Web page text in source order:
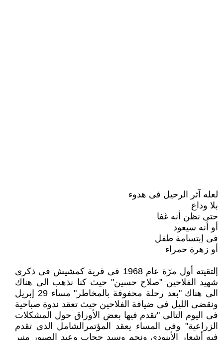
لعله آثر الرحيل فى هدوء
بلا وداع
حتى نظن أنه غفا
أو أنه سيعود
فى إبتسامة طفل
أو زهرة حمراء
إلتقيته أول مرّة عام 1968 فى قرية كمشيش فى ذكرى
شهيد الفلاحين "صلاح حسين" حيث كنا نذهب الى هناك
الى هناك "بعد رحلة محفوفة بالمخاطر" مساء 29 إبريل
ونقضى الليل فى ضيافة الفلاحين حيث تعقد ندوة صباحية
فى اليوم التالى "تقدم فيها بعض الأوراق حول المشكلات
الزراعية" وفى المساء يعقد المؤتمرالشامل الذى تقدم
فيه أشعار الأبنودى ونجم وسيد حجاب وعبد الصبور منير